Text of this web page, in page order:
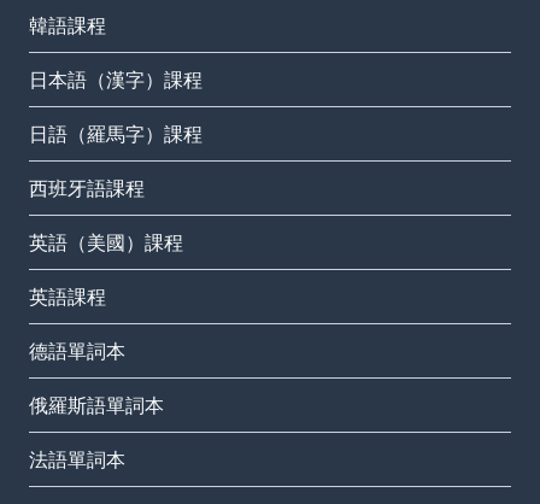
韓語課程
日本語（漢字）課程
日語（羅馬字）課程
西班牙語課程
英語（美國）課程
英語課程
德語單詞本
俄羅斯語單詞本
法語單詞本